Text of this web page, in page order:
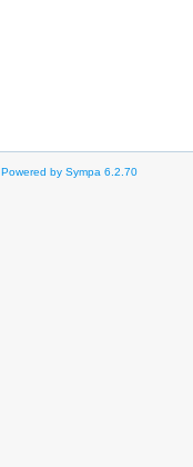
Powered by Sympa 6.2.70